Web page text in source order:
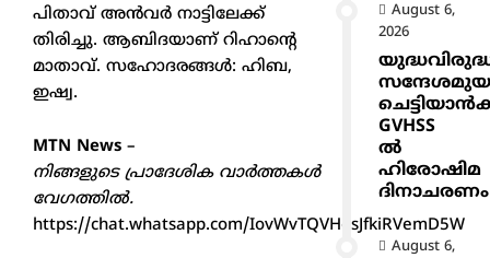
പിതാവ് അൻവർ നാട്ടിലേക്ക്
തിരിച്ചു. ആബിദയാണ് റിഹാന്റെ
മാതാവ്. സഹോദരങ്ങൾ: ഹിബ,
ഇഷ്വ.
MTN News –
നിങ്ങളുടെ പ്രാദേശിക വാർത്തകൾ
വേഗത്തിൽ.
https://chat.whatsapp.com/IovWvTQVHgsJfkiRVemD5W
August 6,
2026
GVHSS
ൽ
ഹിരോഷിമ
ദിനാചരണം
August 6,